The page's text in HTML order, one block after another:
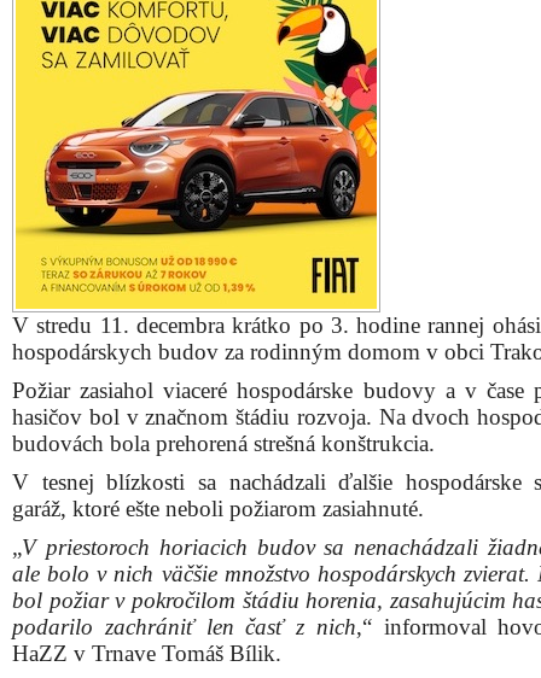
V stredu 11. decembra krátko po 3. hodine rannej
hospodárskych budov za rodinným domom v obci
Požiar zasiahol viaceré hospodárske budovy a v čase
hasičov bol v značnom štádiu rozvoja. Na dvoch
budovách bola prehorená strešná konštrukcia.
V tesnej blízkosti sa nachádzali ďalšie hospodárske
garáž, ktoré ešte neboli požiarom zasiahnuté.
„V priestoroch horiacich budov sa nenachádzali
ale bolo v nich väčšie množstvo hospodárskych zvierat.
bol požiar v pokročilom štádiu horenia, zasahujúcim
podarilo zachrániť len časť z nich,“ informoval
HaZZ v Trnave Tomáš Bílik.